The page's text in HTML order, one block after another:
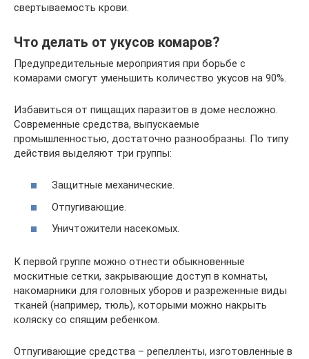
свертываемость крови.
Что делать от укусов комаров?
Предупредительные мероприятия при борьбе с
комарами смогут уменьшить количество укусов на 90%.
Избавиться от пищащих паразитов в доме несложно.
Современные средства, выпускаемые
промышленностью, достаточно разнообразны. По типу
действия выделяют три группы:
Защитные механические.
Отпугивающие.
Уничтожители насекомых.
К первой группе можно отнести обыкновенные
москитные сетки, закрывающие доступ в комнаты,
накомарники для головных уборов и разреженные виды
тканей (например, тюль), которыми можно накрыть
коляску со спящим ребенком.
Отпугивающие средства – репелленты, изготовленные в